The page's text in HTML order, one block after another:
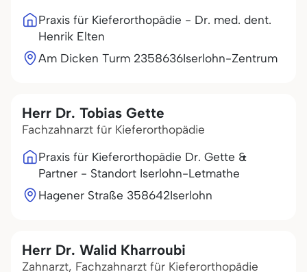
Praxis für Kieferorthopädie - Dr. med. dent.
Henrik Elten
Am Dicken Turm 2358636Iserlohn-Zentrum
Herr Dr. Tobias Gette
Fachzahnarzt für Kieferorthopädie
Praxis für Kieferorthopädie Dr. Gette &
Partner - Standort Iserlohn-Letmathe
Hagener Straße 358642Iserlohn
Herr Dr. Walid Kharroubi
Zahnarzt, Fachzahnarzt für Kieferorthopädie